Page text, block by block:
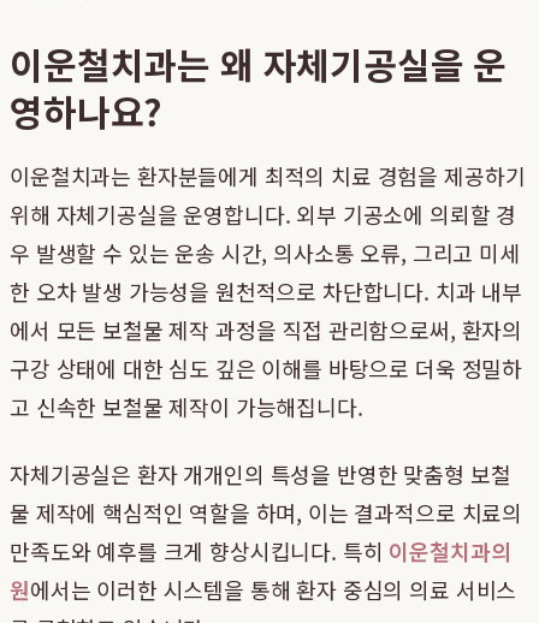
이운철치과는 왜 자체기공실을 운
영하나요?
이운철치과는 환자분들에게 최적의 치료 경험을 제공하기
위해 자체기공실을 운영합니다. 외부 기공소에 의뢰할 경
우 발생할 수 있는 운송 시간, 의사소통 오류, 그리고 미세
한 오차 발생 가능성을 원천적으로 차단합니다. 치과 내부
에서 모든 보철물 제작 과정을 직접 관리함으로써, 환자의
구강 상태에 대한 심도 깊은 이해를 바탕으로 더욱 정밀하
고 신속한 보철물 제작이 가능해집니다.
자체기공실은 환자 개개인의 특성을 반영한 맞춤형 보철
물 제작에 핵심적인 역할을 하며, 이는 결과적으로 치료의
만족도와 예후를 크게 향상시킵니다. 특히 이운철치과의
원에서는 이러한 시스템을 통해 환자 중심의 의료 서비스